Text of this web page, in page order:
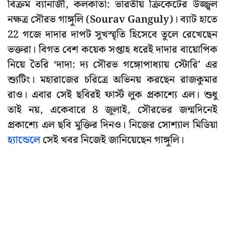
বিক্রম ব্যানার্জী, কলকাতা: ভারতীয় ক্রিকেটের উজ্জ্বল
নক্ষত্র সৌরভ গাঙ্গুলি (Sourav Ganguly)। ব্যাট হাতে
22 গজে দাদার দাপট সুখস্মৃতি হিসেবে তুলে রেখেছেন
ভক্তরা। বিগত বেশ কয়েক সপ্তাহ ধরেই দাদার বায়োপিক
নিয়ে তৈরি ‘দাদা: দ্য সৌরভ গঙ্গোপাধ্যায় স্টোরি’ এর
শ্যুটিং। মহারাজের চরিত্রে অভিনয় করছেন রাজকুমার
রাও। এবার সেই ছবিরই ফার্স্ট লুক প্রকাশ্যে এল। শুধু
তাই নয়, একেবারে 8 জুলাই, সৌরভের জন্মদিনেই
প্রকাশ্যে এল ছবি মুক্তির দিনও। নিজের সোশ্যাল মিডিয়া
হ্যান্ডেলেসেই খবর নিজেই জানিয়েছেন গাঙ্গুলি।